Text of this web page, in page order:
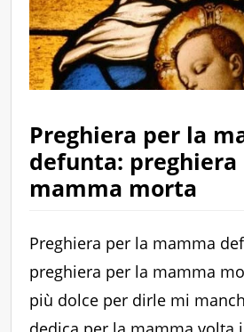
Preghiera per la
defunta: preghiera
mamma morta
Preghiera per la mamma
preghiera per la mamma
più dolce per dirle mi